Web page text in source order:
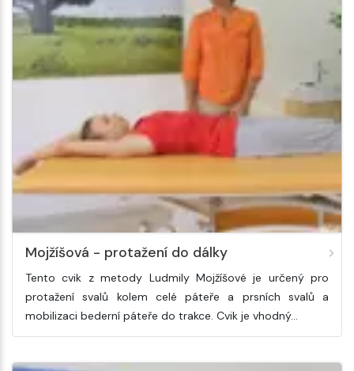
Mojžíšová - protažení do dálky
Tento cvik z metody Ludmily Mojžíšové je určený pro
protažení svalů kolem celé páteře a prsních svalů a
mobilizaci bederní páteře do trakce. Cvik je vhodný…